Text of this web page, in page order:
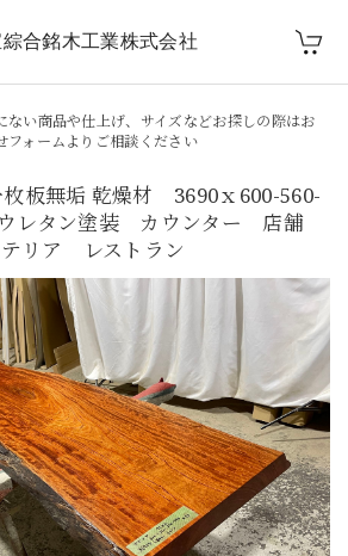
合銘木工業株式会社
ない商品や仕上げ、サイズなどお探しの際はお
フォームよりご相談ください
板無垢 乾燥材 3690ｘ600-560-
レタン塗装 カウンター 店舗
リア レストラン